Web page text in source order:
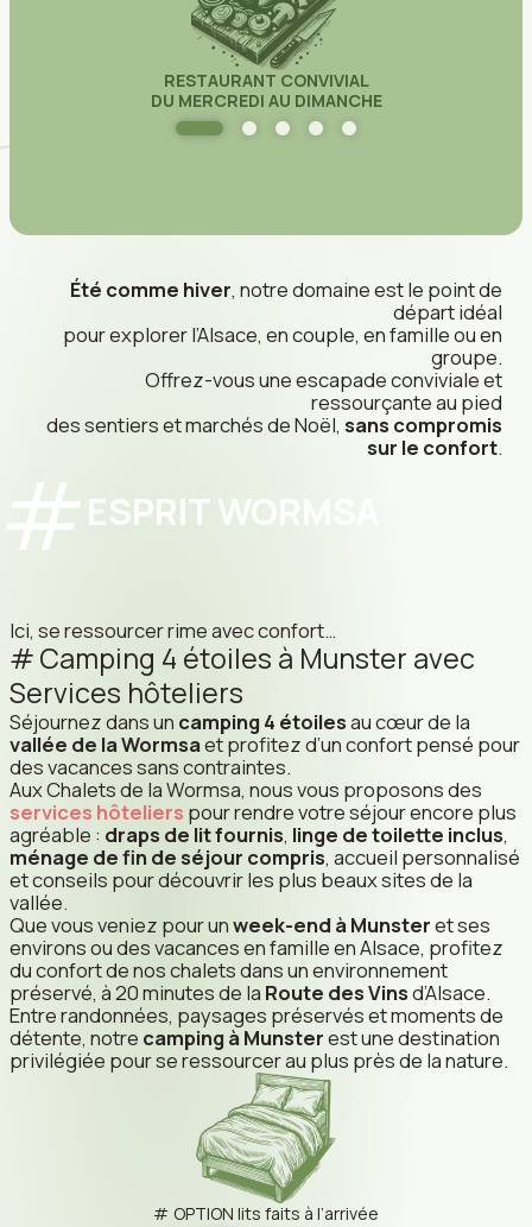
RESTAURANT CONVIVIAL
DU MERCREDI AU DIMANCHE
Été comme hiver, notre domaine est le point de
départ idéal
pour explorer l’Alsace, en couple, en famille ou en
groupe.
Offrez-vous une escapade conviviale et
ressourçante au pied
des sentiers et marchés de Noël,sans compromis
sur le confort.
ESPRIT WORMSA
Ici, se ressourcer rime avec confort…
Camping 4 étoiles à Munster avec
Services hôteliers
Séjournez dans un camping 4 étoilesau cœur de la
vallée de la Wormsaet profitez d’un confort pensé pour
des vacances sans contraintes.
Aux Chalets de la Wormsa, nous vous proposons des
services hôteliers pour rendre votre séjour encore plus
agréable : draps de lit fournis, linge de toilette inclus,
ménage de fin de séjour compris, accueil personnalisé
et conseils pour découvrir les plus beaux sites de la
vallée.
Que vous veniez pour unweek-end à Munsteret ses
environs ou des vacances en famille en Alsace, profitez
du confort de nos chalets dans un environnement
préservé, à 20 minutes de la Route des Vinsd’Alsace.
Entre randonnées, paysages préservés et moments de
détente, notre camping à Munsterest une destination
privilégiée pour se ressourcer au plus près de la nature.
OPTION lits faits à l’arrivée